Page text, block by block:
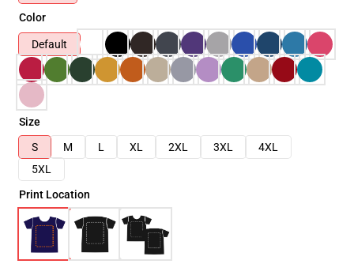
Color
Default
Size
S
M L XL 2XL 3XL
4XL
5XL
Print Location